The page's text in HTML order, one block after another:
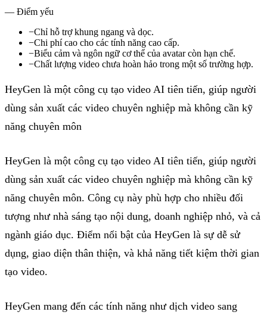
— Điểm yếu
−Chỉ hỗ trợ khung ngang và dọc.
−Chi phí cao cho các tính năng cao cấp.
−Biểu cảm và ngôn ngữ cơ thể của avatar còn hạn chế.
−Chất lượng video chưa hoàn hảo trong một số trường hợp.
HeyGen là một công cụ tạo video AI tiên tiến, giúp người
dùng sản xuất các video chuyên nghiệp mà không cần kỹ
năng chuyên môn
HeyGen là một công cụ tạo video AI tiên tiến, giúp người
dùng sản xuất các video chuyên nghiệp mà không cần kỹ
năng chuyên môn. Công cụ này phù hợp cho nhiều đối
tượng như nhà sáng tạo nội dung, doanh nghiệp nhỏ, và cả
ngành giáo dục. Điểm nổi bật của HeyGen là sự dễ sử
dụng, giao diện thân thiện, và khả năng tiết kiệm thời gian
tạo video.
HeyGen mang đến các tính năng như dịch video sang